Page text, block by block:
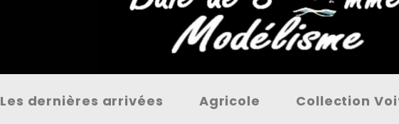
Les dernières arrivées Agricole Collection